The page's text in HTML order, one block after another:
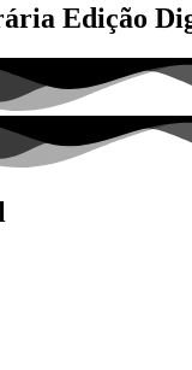
Edição